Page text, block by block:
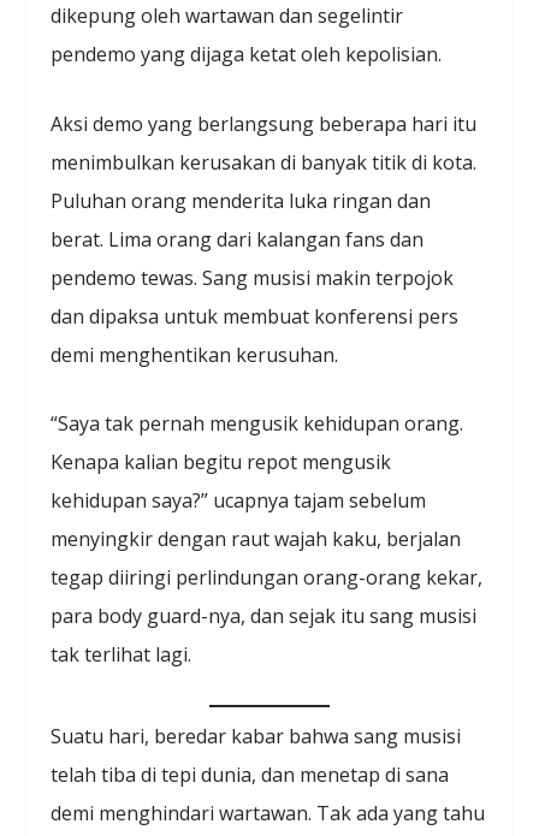
dikepung oleh wartawan dan segelintir
pendemo yang dijaga ketat oleh kepolisian.
Aksi demo yang berlangsung beberapa hari itu
menimbulkan kerusakan di banyak titik di kota.
Puluhan orang menderita luka ringan dan
berat. Lima orang dari kalangan fans dan
pendemo tewas. Sang musisi makin terpojok
dan dipaksa untuk membuat konferensi pers
demi menghentikan kerusuhan.
“Saya tak pernah mengusik kehidupan orang.
Kenapa kalian begitu repot mengusik
kehidupan saya?” ucapnya tajam sebelum
menyingkir dengan raut wajah kaku, berjalan
tegap diiringi perlindungan orang-orang kekar,
para body guard-nya, dan sejak itu sang musisi
tak terlihat lagi.
Suatu hari, beredar kabar bahwa sang musisi
telah tiba di tepi dunia, dan menetap di sana
demi menghindari wartawan. Tak ada yang tahu